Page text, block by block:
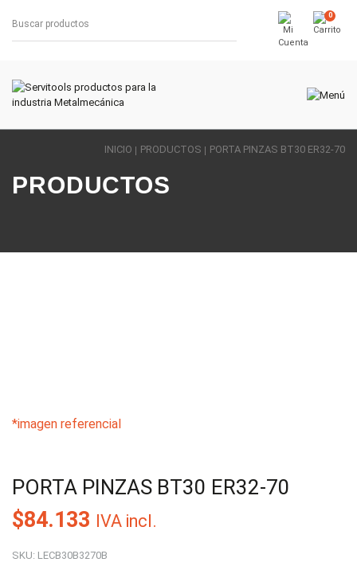
0
INICIO PRODUCTOS PORTA PINZAS BT30 ER32-70
PRODUCTOS
*imagen referencial
PORTA PINZAS BT30 ER32-70
$84.133 IVA incl.
SKU: LECB30B3270B